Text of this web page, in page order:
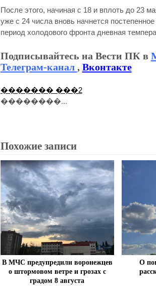
После этого, начиная с 18 и вплоть до 23
уже с 24 числа вновь начнется
период холодового фронта дневная
Подписывайтесь на Вести ПК в
Телеграм-канал , Вконтакте
������� ���2
��������...
Похожие записи
В МЧС предупредили воронежцев
о штормовом ветре и грозах с
градом 8 августа
О